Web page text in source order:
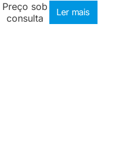
Preço sob
consulta
Ler mais